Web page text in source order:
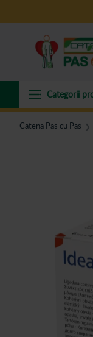
Catena Pas cu Pas ❯